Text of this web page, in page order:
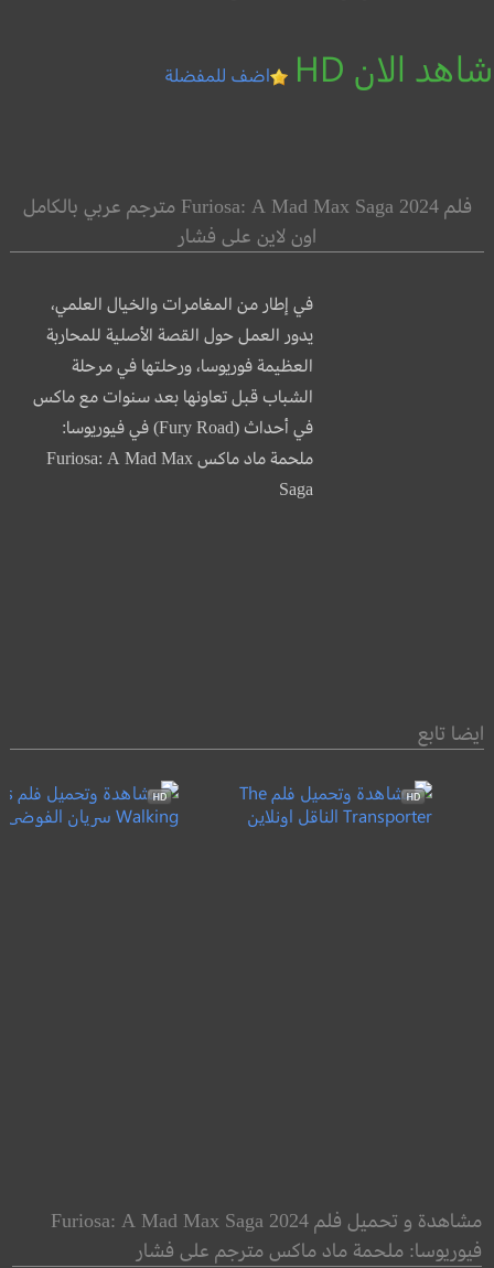
شاهد الان HD اضف للمفضلة
فلم Furiosa: A Mad Max Saga 2024 مترجم عربي بالكامل
اون لاين على فشار
في إطار من المغامرات والخيال العلمي،
يدور العمل حول القصة الأصلية للمحاربة
العظيمة فوريوسا، ورحلتها في مرحلة
الشباب قبل تعاونها بعد سنوات مع ماكس
في أحداث (Fury Road) في فيوريوسا:
ملحمة ماد ماكس Furiosa: A Mad Max
Saga
ايضا تابع
الناقل سريان
مشاهدة و تحميل فلم Furiosa: A Mad Max Saga 2024
فيوريوسا: ملحمة ماد ماكس مترجم على فشار